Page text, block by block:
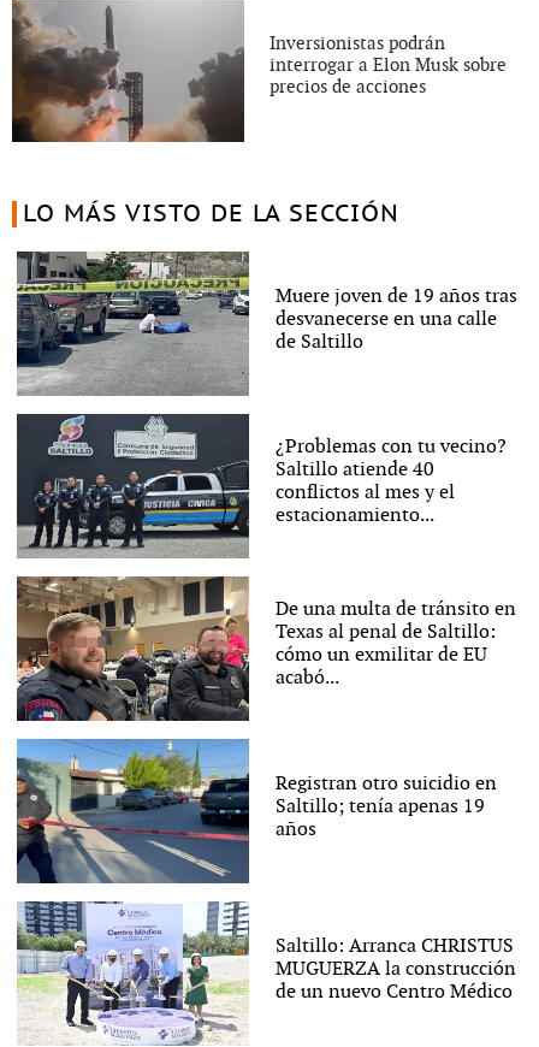
Inversionistas podrán
interrogar a Elon Musk sobre
precios de acciones
LO MÁS VISTO DE LA SECCIÓN
Muere joven de 19 años tras
desvanecerse en una calle
de Saltillo
¿Problemas con tu vecino?
Saltillo atiende 40
conflictos al mes y el
estacionamiento...
De una multa de tránsito en
Texas al penal de Saltillo:
cómo un exmilitar de EU
acabó...
Registran otro suicidio en
Saltillo; tenía apenas 19
años
Saltillo: Arranca CHRISTUS
MUGUERZA la construcción
de un nuevo Centro Médico